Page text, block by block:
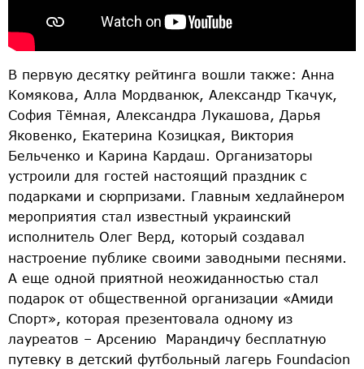
В первую десятку рейтинга вошли также: Анна
Комякова, Алла Мордванюк, Александр Ткачук,
София Тёмная, Александра Лукашова, Дарья
Яковенко, Екатерина Козицкая, Виктория
Бельченко и Карина Кардаш. Организаторы
устроили для гостей настоящий праздник с
подарками и сюрпризами. Главным хедлайнером
мероприятия стал известный украинский
исполнитель Олег Верд, который создавал
настроение публике своими заводными песнями.
А еще одной приятной неожиданностью стал
подарок от общественной организации «Амиди
Спорт», которая презентовала одному из
лауреатов – Арсению Марандичу бесплатную
путевку в детский футбольный лагерь Foundacion